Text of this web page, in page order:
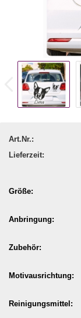
Art.Nr.:
Lieferzeit:
Größe:
Anbringung:
Zubehör:
Motivausrichtung:
Reinigungsmittel: